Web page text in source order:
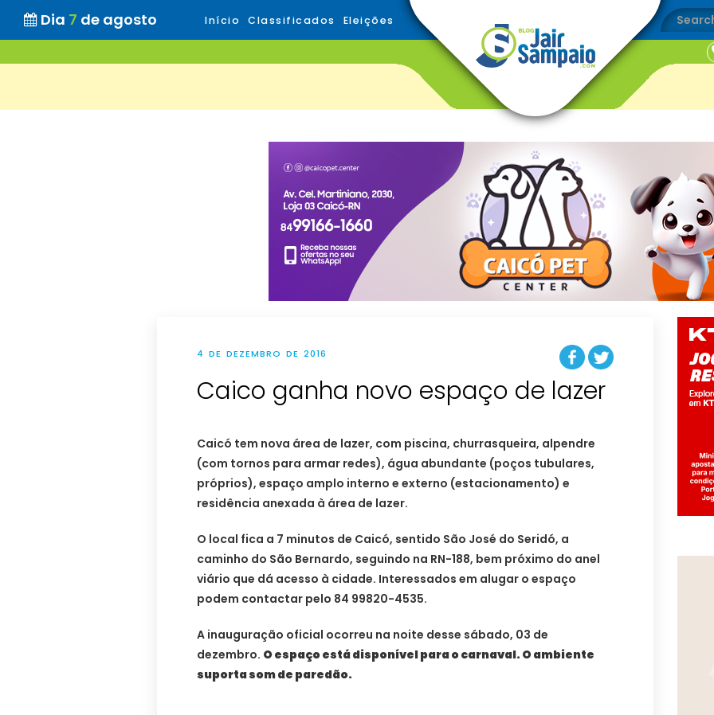
Dia 7 de agosto Início Classificados Eleições
4 DE DEZEMBRO DE 2016
Caico ganha novo espaço de lazer
Caicó tem nova área de lazer, com piscina, churrasqueira, alpendre
(com tornos para armar redes), água abundante (poços tubulares,
próprios), espaço amplo interno e externo (estacionamento) e
residência anexada à área de lazer.
O local fica a 7 minutos de Caicó, sentido São José do Seridó, a
caminho do São Bernardo, seguindo na RN-188, bem próximo do anel
viário que dá acesso à cidade. Interessados em alugar o espaço
podem contactar pelo 84 99820-4535.
A inauguração oficial ocorreu na noite desse sábado, 03 de
dezembro. O espaço está disponível para o carnaval. O ambiente
suporta som de paredão.